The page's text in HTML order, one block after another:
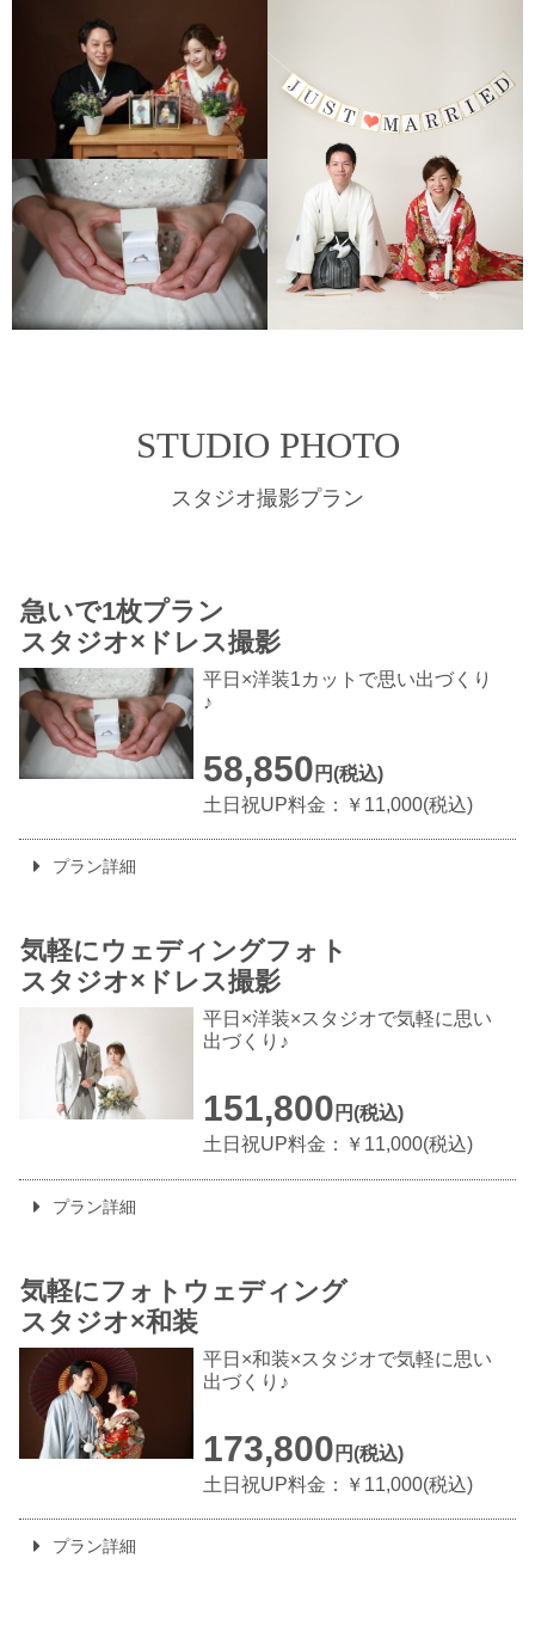
STUDIO PHOTO
スタジオ撮影プラン
急いで1枚プラン
スタジオ×ドレス撮影
平日×洋装1カットで思い出づくり
♪
58,850 円(税込)
土日祝UP料金：￥11,000(税込)
プラン詳細
気軽にウェディングフォト
スタジオ×ドレス撮影
平日×洋装×スタジオで気軽に思い
出づくり♪
151,800 円(税込)
土日祝UP料金：￥11,000(税込)
プラン詳細
気軽にフォトウェディング
スタジオ×和装
平日×和装×スタジオで気軽に思い
出づくり♪
173,800 円(税込)
土日祝UP料金：￥11,000(税込)
プラン詳細